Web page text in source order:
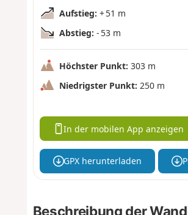
Aufstieg: + 51 m
Abstieg: - 53 m
Höchster Punkt: 303 m
Niedrigster Punkt: 250 m
In der mobilen App anzeigen
GPX herunterladen
Beschreibung der